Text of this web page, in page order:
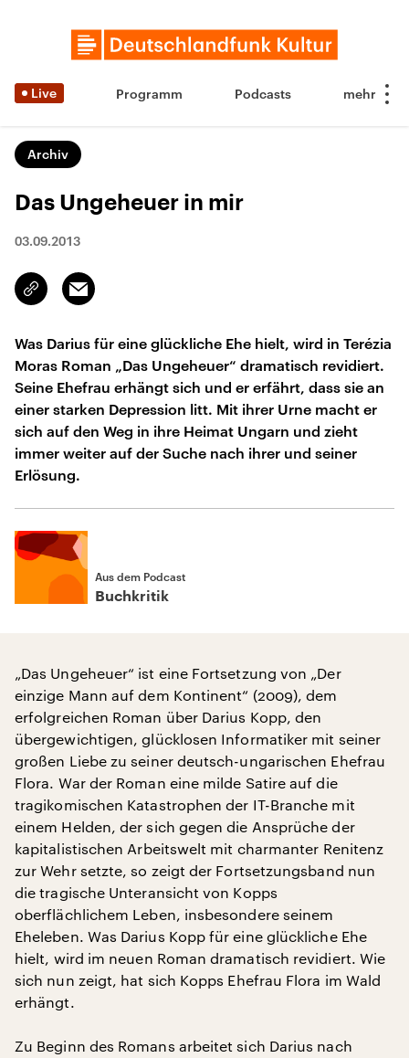
Live Programm Podcasts
Archiv
Das Ungeheuer in mir
03.09.2013
Link
kopieren/teilen
Email
Was Darius für eine glückliche Ehe hielt, wird in Terézia
Moras Roman „Das Ungeheuer“ dramatisch revidiert.
Seine Ehefrau erhängt sich und er erfährt, dass sie an
einer starken Depression litt. Mit ihrer Urne macht er
sich auf den Weg in ihre Heimat Ungarn und zieht
immer weiter auf der Suche nach ihrer und seiner
Erlösung.
Aus dem Podcast
Buchkritik
„Das Ungeheuer“ ist eine Fortsetzung von „Der
einzige Mann auf dem Kontinent“ (2009), dem
erfolgreichen Roman über Darius Kopp, den
übergewichtigen, glücklosen Informatiker mit seiner
großen Liebe zu seiner deutsch-ungarischen Ehefrau
Flora. War der Roman eine milde Satire auf die
tragikomischen Katastrophen der IT-Branche mit
einem Helden, der sich gegen die Ansprüche der
kapitalistischen Arbeitswelt mit charmanter Renitenz
zur Wehr setzte, so zeigt der Fortsetzungsband nun
die tragische Unteransicht von Kopps
oberflächlichem Leben, insbesondere seinem
Eheleben. Was Darius Kopp für eine glückliche Ehe
hielt, wird im neuen Roman dramatisch revidiert. Wie
sich nun zeigt, hat sich Kopps Ehefrau Flora im Wald
erhängt.
Zu Beginn des Romans arbeitet sich Darius nach